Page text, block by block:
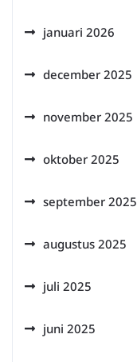
januari 2026
december 2025
november 2025
oktober 2025
september 2025
augustus 2025
juli 2025
juni 2025